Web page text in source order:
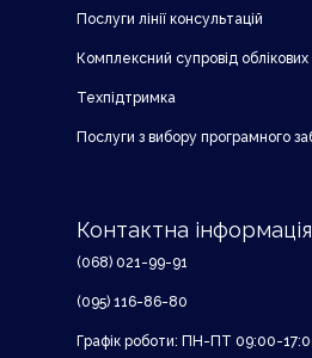
Послуги лінії консультацій
Комплексний супровід
Техпідтримка
Послуги з вибору програмного
Контактна інформація
(068) 021-99-91
(095) 116-86-80
Графік роботи: ПН-ПТ 09:00-